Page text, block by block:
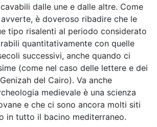
dalle une e dalle altre. Come
è doveroso ribadire che le
tipo risalenti al periodo considerato
quantitativamente con quelle
successivi, anche quando ci
(come nel caso delle lettere e dei
del Cairo). Va anche
medievale è una scienza
e che ci sono ancora molti siti
in tutto il bacino mediterraneo.